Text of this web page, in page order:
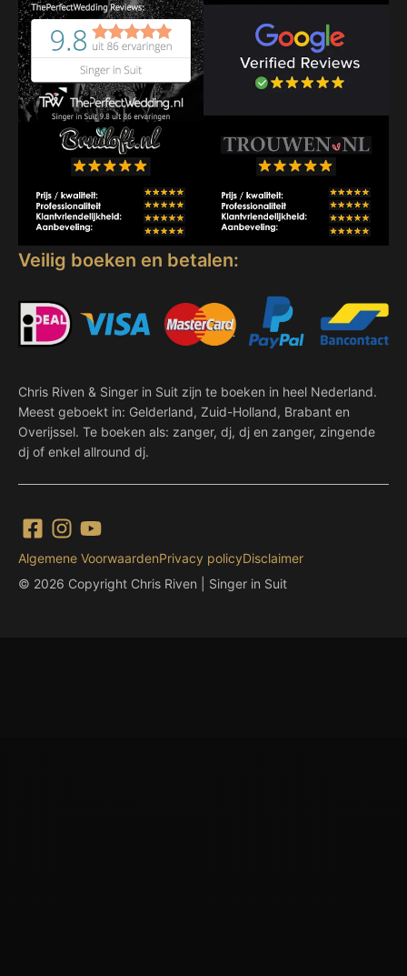
Veilig boeken en betalen:
Chris Riven & Singer in Suit zijn te boeken in heel Nederland.
Meest geboekt in: Gelderland, Zuid-Holland, Brabant en
Overijssel. Te boeken als: zanger, dj, dj en zanger, zingende
dj of enkel allround dj.
© 2026 Copyright Chris Riven | Singer in Suit
Algemene VoorwaardenPrivacy policyDisclaimer